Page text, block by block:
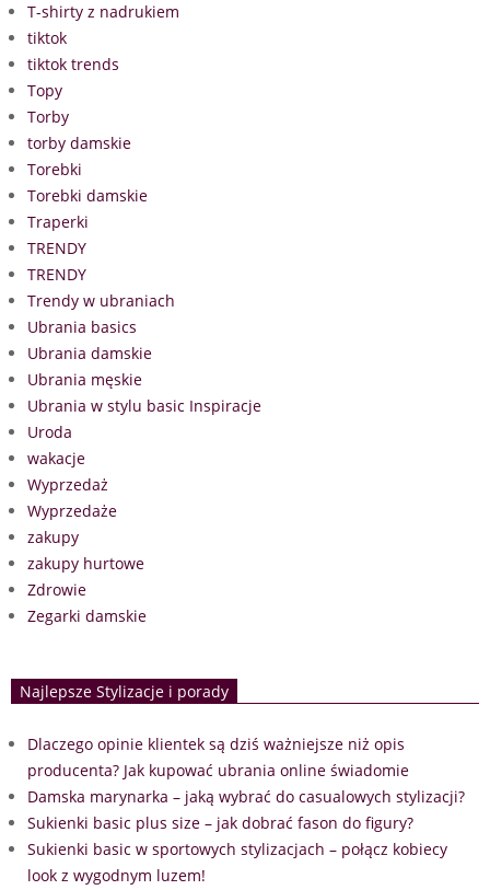
T-shirty z nadrukiem
tiktok
tiktok trends
Topy
Torby
torby damskie
Torebki
Torebki damskie
Traperki
TRENDY
TRENDY
Trendy w ubraniach
Ubrania basics
Ubrania damskie
Ubrania męskie
Ubrania w stylu basic Inspiracje
Uroda
wakacje
Wyprzedaż
Wyprzedaże
zakupy
zakupy hurtowe
Zdrowie
Zegarki damskie
Najlepsze Stylizacje i porady
Dlaczego opinie klientek są dziś ważniejsze niż opis
producenta? Jak kupować ubrania online świadomie
Damska marynarka – jaką wybrać do casualowych stylizacji?
Sukienki basic plus size – jak dobrać fason do figury?
Sukienki basic w sportowych stylizacjach – połącz kobiecy
look z wygodnym luzem!